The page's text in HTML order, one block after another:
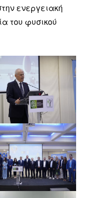
ενεργειακή
του φυσικού